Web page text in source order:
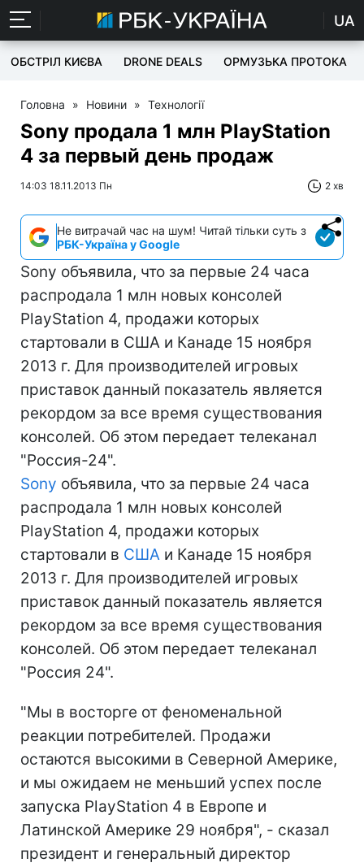
UA
ОБСТРІЛ КИЄВА DRONE DEALS ОРМУЗЬКА ПРОТОКА
Головна » Новини » Технології
Sony продала 1 млн PlayStation
4 за первый день продаж
14:03 18.11.2013 Пн 2 хв
Не витрачай час на шум! Читай тільки суть з
РБК-Україна у Google
Sony объявила, что за первые 24 часа
распродала 1 млн новых консолей
PlayStation 4, продажи которых
стартовали в США и Канаде 15 ноября
2013 г. Для производителей игровых
приставок данный показатель является
рекордом за все время существования
консолей. Об этом передает телеканал
"Россия-24".
Sony объявила, что за первые 24 часа
распродала 1 млн новых консолей
PlayStation 4, продажи которых
стартовали в США и Канаде 15 ноября
2013 г. Для производителей игровых
приставок данный показатель является
рекордом за все время существования
консолей. Об этом передает телеканал
"Россия 24".
"Мы в восторге от феноменальной
реакции потребителей. Продажи
остаются высокими в Северной Америке,
и мы ожидаем не меньший успех после
запуска PlayStation 4 в Европе и
Латинской Америке 29 ноября", - сказал
президент и генеральный директор